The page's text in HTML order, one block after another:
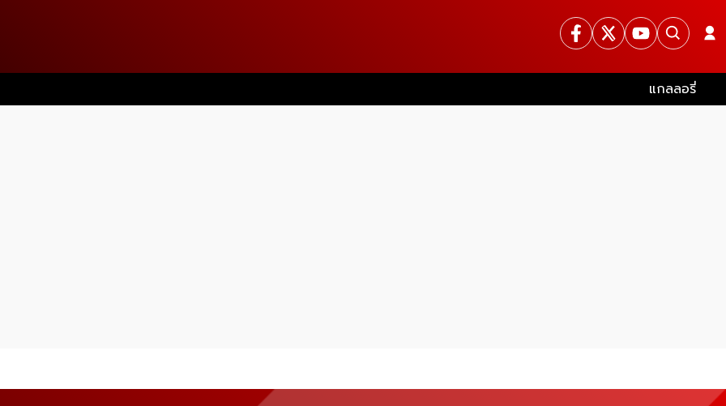
แกลลอรี่